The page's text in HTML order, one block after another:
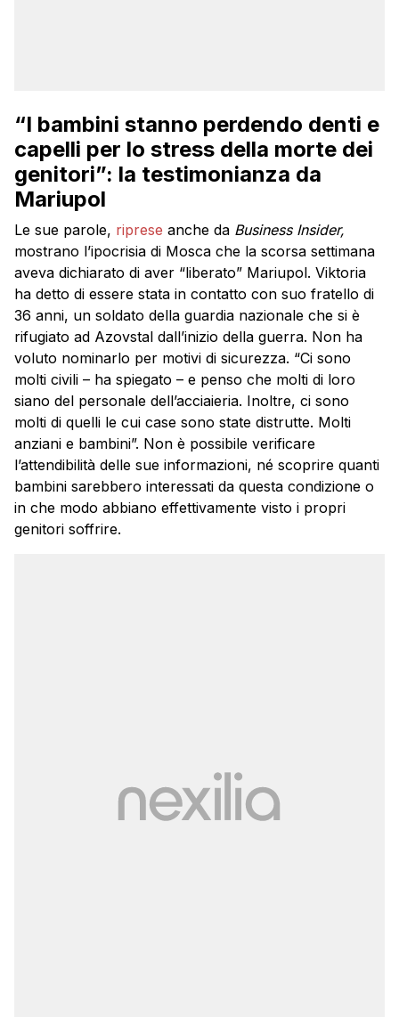
“I bambini stanno perdendo denti e
capelli per lo stress della morte dei
genitori”: la testimonianza da
Mariupol
Le sue parole, riprese anche da Business Insider,
mostrano l’ipocrisia di Mosca che la scorsa settimana
aveva dichiarato di aver “liberato” Mariupol. Viktoria
ha detto di essere stata in contatto con suo fratello di
36 anni, un soldato della guardia nazionale che si è
rifugiato ad Azovstal dall’inizio della guerra. Non ha
voluto nominarlo per motivi di sicurezza. “Ci sono
molti civili – ha spiegato – e penso che molti di loro
siano del personale dell’acciaieria. Inoltre, ci sono
molti di quelli le cui case sono state distrutte. Molti
anziani e bambini”. Non è possibile verificare
l’attendibilità delle sue informazioni, né scoprire quanti
bambini sarebbero interessati da questa condizione o
in che modo abbiano effettivamente visto i propri
genitori soffrire.